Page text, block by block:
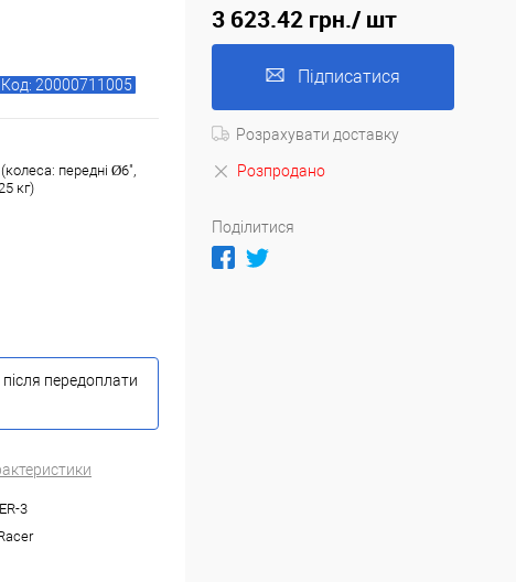
Код: 20000711005
передні Ø6",
кг)
передоплати
3
3 623.42 грн./ шт
Підписатися
Розрахувати доставку
Розпродано
Поділитися